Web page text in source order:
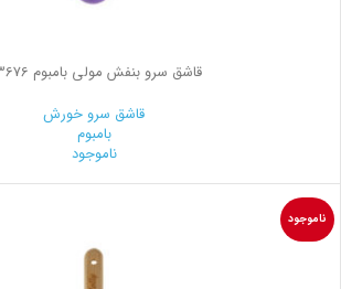
قاشق سرو بنفش مولی بامبوم B3676
قاشق سرو خورش
بامبوم
ناموجود
ناموجود